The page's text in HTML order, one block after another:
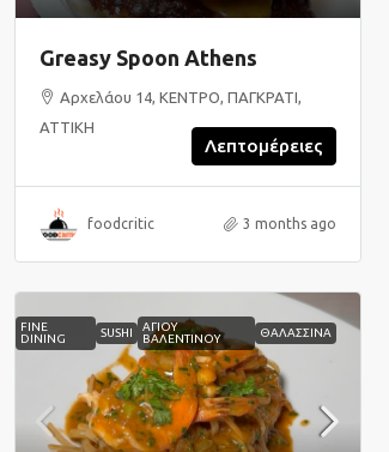
Greasy Spoon Athens
Αρχελάου 14, ΚΕΝΤΡΟ, ΠΑΓΚΡΑΤΙ,
ΑΤΤΙΚΗ
Λεπτομέρειες
foodcritic 3 months ago
FINE
DINING
SUSHI
ΑΓΙΟΥ
ΒΑΛΕΝΤΙΝΟΥ
ΘΑΛΑΣΣΙΝΑ